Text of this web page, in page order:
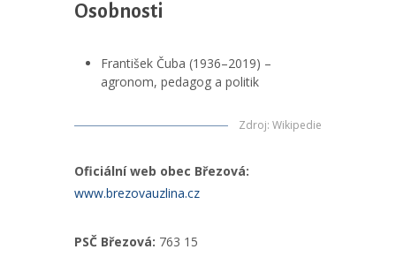
Osobnosti
František Čuba (1936–2019) –
agronom, pedagog a politik
Zdroj: Wikipedie
Oficiální web obec Březová:
www.brezovauzlina.cz
PSČ Březová: 763 15